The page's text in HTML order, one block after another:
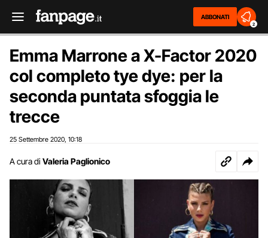
ABBONATI
2
Emma Marrone a X-Factor 2020
col completo tye dye: per la
seconda puntata sfoggia le
trecce
25 Settembre 2020 10:18
A cura di Valeria Paglionico